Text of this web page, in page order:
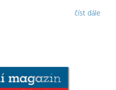
číst dále